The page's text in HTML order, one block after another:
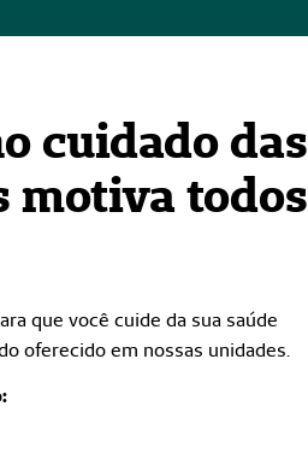
cuidado das
motiva todos
que você cuide da sua saúde
oferecido em nossas unidades.